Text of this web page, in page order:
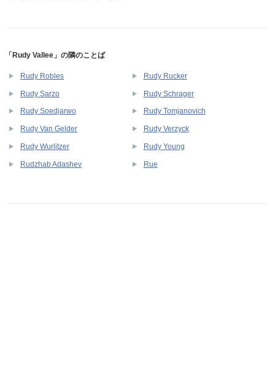
「Rudy Vallee」の隣のことば
Rudy Robles Rudy Rucker
Rudy Sarzo Rudy Schrager
Rudy Soedjarwo Rudy Tomjanovich
Rudy Van Gelder Rudy Verzyck
Rudy Wurlitzer Rudy Young
Rudzhab Adashev Rue